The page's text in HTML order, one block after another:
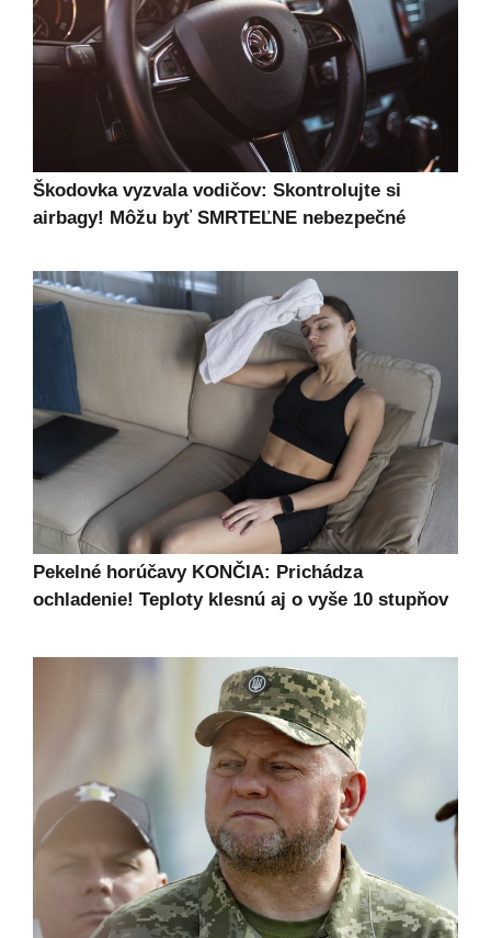
Škodovka vyzvala vodičov: Skontrolujte si
airbagy! Môžu byť SMRTEĽNE nebezpečné
Pekelné horúčavy KONČIA: Prichádza
ochladenie! Teploty klesnú aj o vyše 10 stupňov